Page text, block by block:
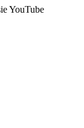
YouTube